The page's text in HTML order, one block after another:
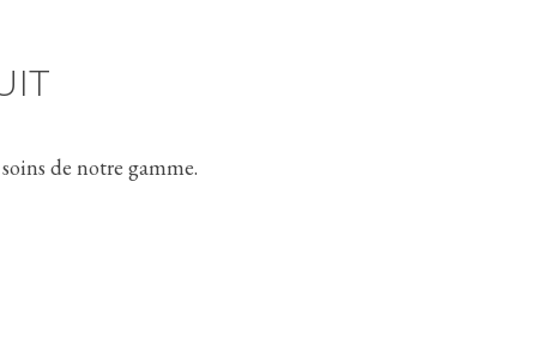
de notre gamme.